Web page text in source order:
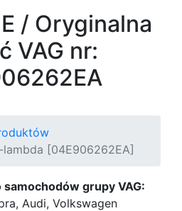
/ Oryginalna
VAG nr:
[04E906262EA]
grupy VAG:
Audi, Volkswagen